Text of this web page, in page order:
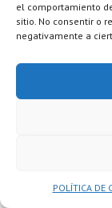
el comportamiento
sitio. No consentir o
negativamente a
POLÍTICA DE